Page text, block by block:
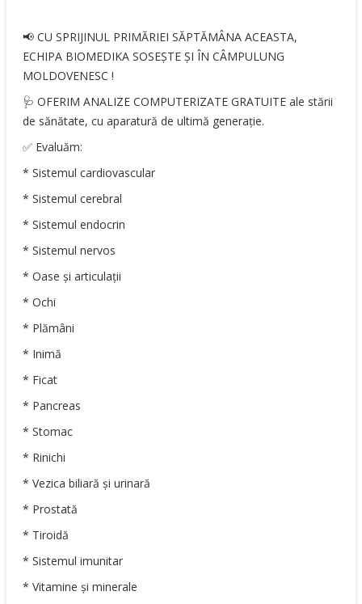
📢 CU SPRIJINUL PRIMĂRIEI SĂPTĂMÂNA ACEASTA,
ECHIPA BIOMEDIKA SOSEȘTE ȘI ÎN CÂMPULUNG
MOLDOVENESC !
🩺 OFERIM ANALIZE COMPUTERIZATE GRATUITE ale stării
de sănătate, cu aparatură de ultimă generație.
✅ Evaluăm:
* Sistemul cardiovascular
* Sistemul cerebral
* Sistemul endocrin
* Sistemul nervos
* Oase și articulații
* Ochi
* Plămâni
* Inimă
* Ficat
* Pancreas
* Stomac
* Rinichi
* Vezica biliară și urinară
* Prostată
* Tiroidă
* Sistemul imunitar
* Vitamine și minerale